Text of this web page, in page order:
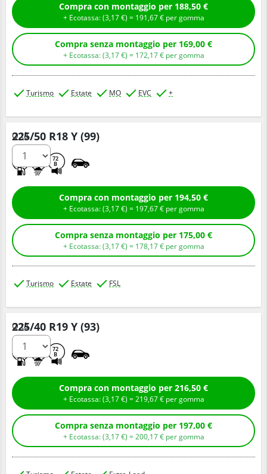
Compra con montaggio per 188,50 €
+ Ecotassa: (3,17€ ) = 191,67€ per gomma
Compra senza montaggio per 169,00 €
+ Ecotassa: (3,17€ ) = 172,17€ per gomma
Turismo Estate MO EVC +
225/50 R18 Y (99)
72
B
Q.tà
Compra con montaggio per 194,50 €
+ Ecotassa: (3,17€ ) = 197,67€ per gomma
Compra senza montaggio per 175,00 €
+ Ecotassa: (3,17€ ) = 178,17€ per gomma
Turismo Estate FSL
225/40 R19 Y (93)
72
B
Q.tà
Compra con montaggio per 216,50 €
+ Ecotassa: (3,17€ ) =219,67€ per gomma
Compra senza montaggio per 197,00 €
+ Ecotassa: (3,17€ ) =200,17€ per gomma